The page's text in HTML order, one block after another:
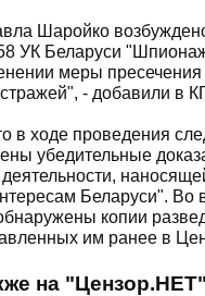
Шаройко
УК Беларуси
меры пресечения
- добавили в
в ходе проведения
убедительные
Беларуси". Во
копии
им ранее в
на